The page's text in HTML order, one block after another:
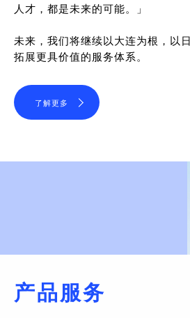
人才，都是未来的可能。」
未来，我们将继续以大连为根，以
拓展更具价值的服务体系。
了解更多
产品服务